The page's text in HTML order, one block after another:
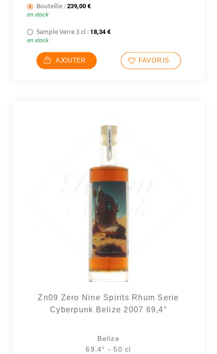
Bouteille : 239,00 €
en stock
Sample Verre 3 cl : 18,34 €
en stock
AJOUTER FAVORIS
Zn09 Zero Nine Spirits Rhum Serie
Cyberpunk Belize 2007 69,4°
Belize
69.4° - 50 cl